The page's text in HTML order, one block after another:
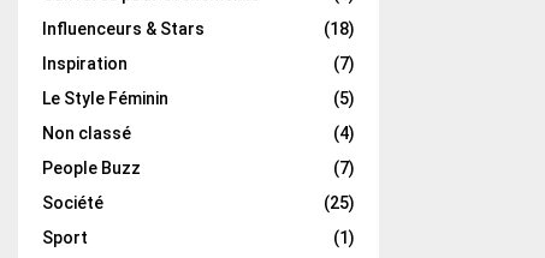
Influenceurs & Stars
(18)
Inspiration
(7)
Le Style Féminin
(5)
Non classé
(4)
People Buzz
(7)
Société
(25)
Sport
(1)